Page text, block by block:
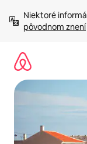
obsah.
Niektoré
pôvodnom znení